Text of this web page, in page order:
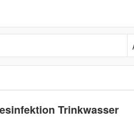
Trinkwasser